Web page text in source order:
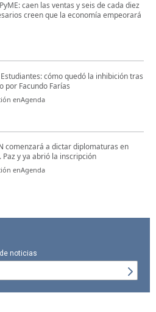
caen las ventas y seis de cada diez
creen que la economía empeorará
Estudiantes: cómo quedó la inhibición tras
por Facundo Farías
enAgenda
comenzará a dictar diplomaturas en
Paz y ya abrió la inscripción
enAgenda
noticias